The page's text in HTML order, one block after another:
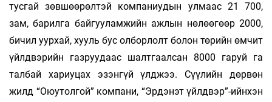
тусгай зөвшөөрөлтэй компаниудын улмаас 21 700,
зам, барилга байгууламжийн ажлын нөлөөгөөр 2000,
бичил уурхай, хууль бус олборлолт болон төрийн өмчит
үйлдвэрийн газруудаас шалтгаалсан 8000 гаруй га
талбай хариуцах эзэнгүй үлджээ. Сүүлийн дөрвөн
жилд “Оюутолгой” компани, “Эрдэнэт үйлдвэр”-ийнхэн